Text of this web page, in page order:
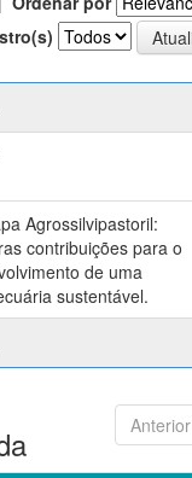
Agrossilvipastoril:
contribuições para o
de uma
sustentável.
Anterior